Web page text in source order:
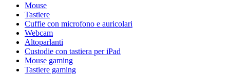
Mouse
Tastiere
Cuffie con microfono e auricolari
Webcam
Altoparlanti
Custodie con tastiera per iPad
Mouse gaming
Tastiere gaming